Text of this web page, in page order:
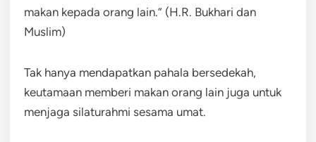
makan kepada orang lain.” (H.R. Bukhari dan
Muslim)
Tak hanya mendapatkan pahala bersedekah,
keutamaan memberi makan orang lain juga untuk
menjaga silaturahmi sesama umat.